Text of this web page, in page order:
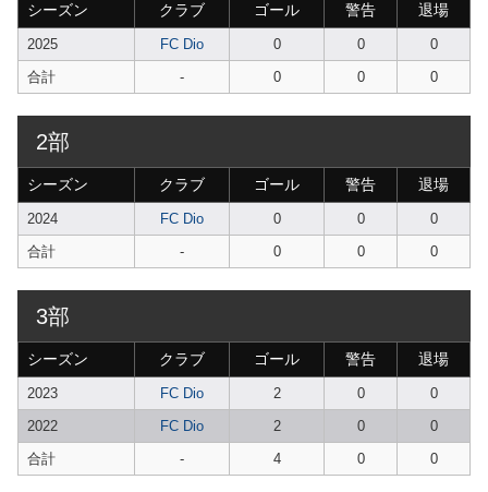
シーズン クラブ ゴール 警告 退場
2025 FC Dio 0 0
0
合計
- 0 0 0
2部
シーズン クラブ ゴール 警告 退場
2024 FC Dio 0 0
0
合計
- 0 0 0
3部
シーズン クラブ ゴール 警告 退場
2023 FC Dio 2 0
0
2022
FC Dio 2 0
0
合計
- 4 0 0